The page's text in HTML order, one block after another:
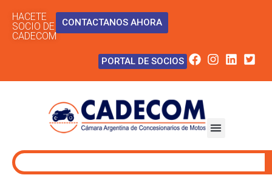
HACETE
SOCIO DE
CADECOM
CONTACTANOS AHORA
PORTAL DE SOCIOS